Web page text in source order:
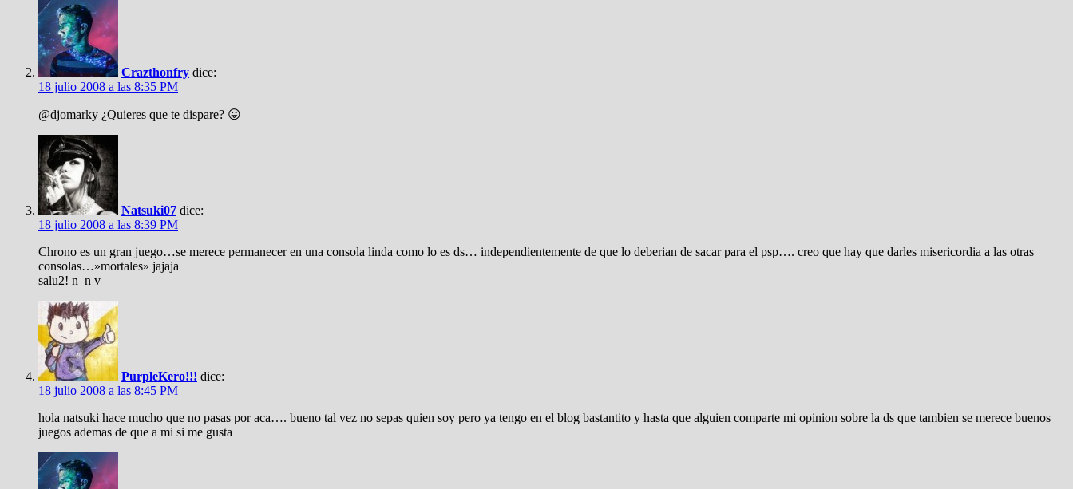
Crazthonfry dice:
18 julio 2008 a las 8:35 PM
@djomarky ¿Quieres que te dispare? 😛
Natsuki07 dice:
18 julio 2008 a las 8:39 PM
Chrono es un gran juego…se merece permanecer en una consola linda como lo es ds… independientemente de que lo deberian de sacar para el psp…. creo que hay que darles misericordia a las otras
consolas…»mortales» jajaja
salu2! n_n v
PurpleKero!!! dice:
18 julio 2008 a las 8:45 PM
hola natsuki hace mucho que no pasas por aca…. bueno tal vez no sepas quien soy pero ya tengo en el blog bastantito y hasta que alguien comparte mi opinion sobre la ds que tambien se merece buenos
juegos ademas de que a mi si me gusta